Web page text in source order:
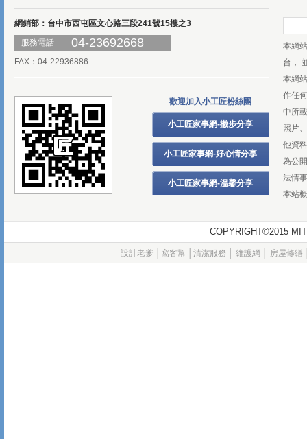
網銷部：台中市西屯區文心路三段241號15樓之3
服務電話
04-23692668
FAX：04-22936886
歡迎加入小工匠粉絲團
小工匠家事網-撇步分享
小工匠家事網-好心情分享
小工匠家事網-溫馨分享
本網
台，
本網
作任
中所
照片
他資
為公
法情
本站
COPYRIGHT©2015
設計老爹 窩客幫 清潔服務 維護網 房屋修繕